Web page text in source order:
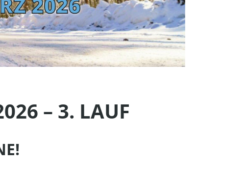
– 3. LAUF